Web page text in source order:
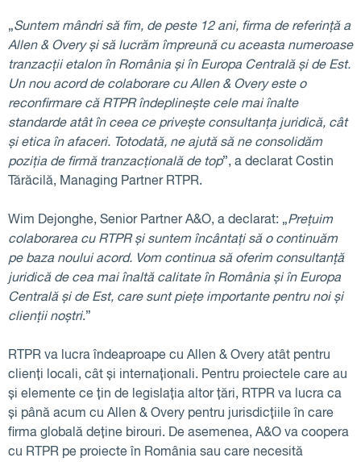
„Suntem mândri să fim, de peste 12 ani, firma de referință a
Allen & Overy și să lucrăm împreună cu aceasta numeroase
tranzacții etalon în România și în Europa Centrală și de Est.
Un nou acord de colaborare cu Allen & Overy este o
reconfirmare că RTPR îndeplinește cele mai înalte
standarde atât în ceea ce privește consultanța juridică, cât
și etica în afaceri. Totodată, ne ajută să ne consolidăm
poziția de firmă tranzacțională de top”, a declarat Costin
Tărăcilă, Managing Partner RTPR.
Wim Dejonghe, Senior Partner A&O, a declarat: „Prețuim
colaborarea cu RTPR și suntem încântați să o continuăm
pe baza noului acord. Vom continua să oferim consultanță
juridică de cea mai înaltă calitate în România și în Europa
Centrală și de Est, care sunt piețe importante pentru noi și
clienții noștri.”
RTPR va lucra îndeaproape cu Allen & Overy atât pentru
clienți locali, cât și internaționali. Pentru proiectele care au
și elemente ce țin de legislația altor țări, RTPR va lucra ca
și până acum cu Allen & Overy pentru jurisdicțiile în care
firma globală deține birouri. De asemenea, A&O va coopera
cu RTPR pe proiecte în România sau care necesită